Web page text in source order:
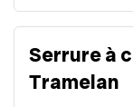
Serrure à
Tramelan